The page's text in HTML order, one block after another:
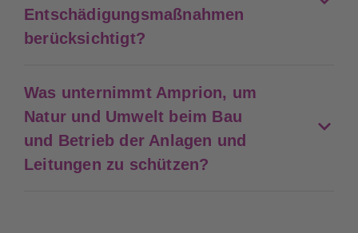
Entschädigungsmaßnahmen
berücksichtigt?
Was unternimmt Amprion, um
Natur und Umwelt beim Bau
und Betrieb der Anlagen und
Leitungen zu schützen?